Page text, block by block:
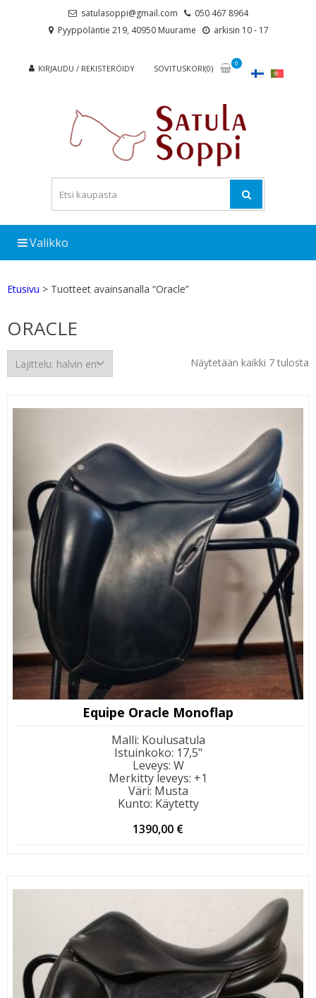
satulasoppi@gmail.com
050 467 8964
Pyyppöläntie 219, 40950 Muurame
arkisin 10 - 17
KIRJAUDU / REKISTERÖIDY SOVITUSKORI(0)
0
Valikko
Etusivu > Tuotteet avainsanalla “Oracle”
ORACLE
Näytetään kaikki 7 tulosta
Equipe Oracle Monoflap
Malli: Koulusatula
Istuinkoko: 17,5"
Leveys: W
Merkitty leveys: +1
Väri: Musta
Kunto: Käytetty
1390,00 €